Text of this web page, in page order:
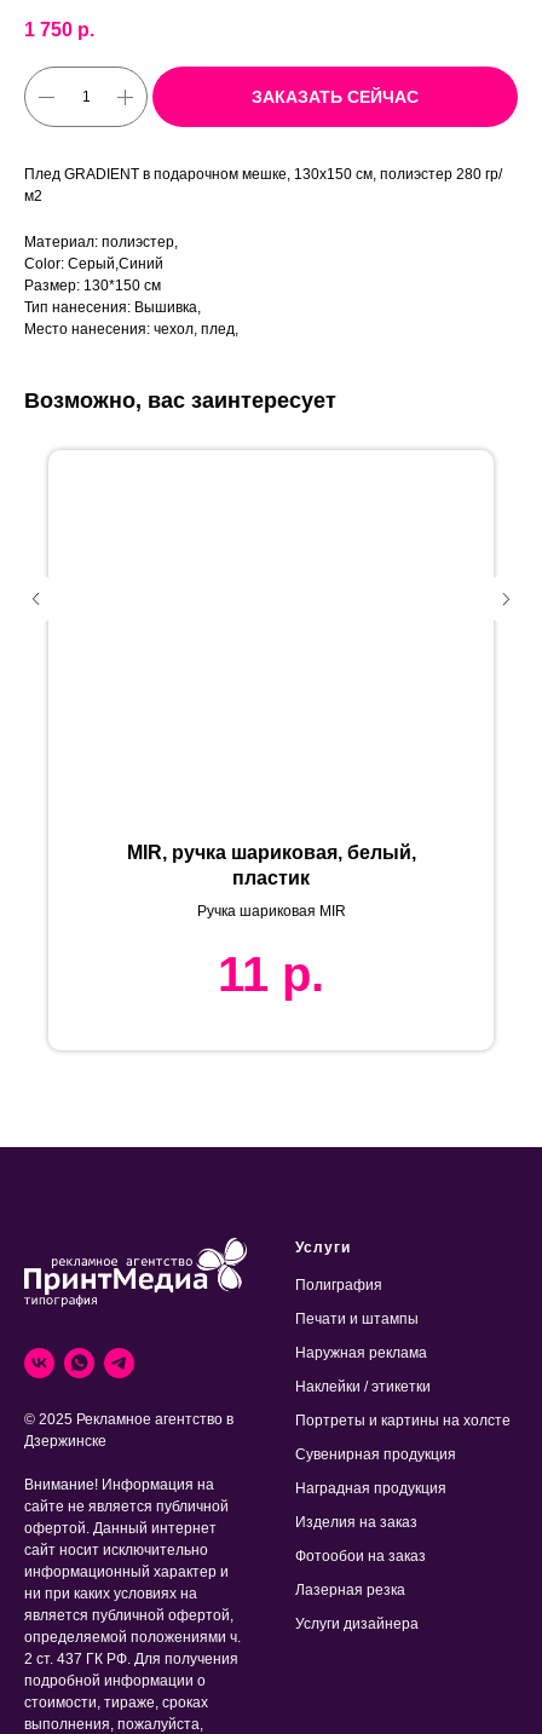
1 750 р.
ЗАКАЗАТЬ СЕЙЧАС
Плед GRADIENT в подарочном мешке, 130х150 см, полиэстер 280 гр/
м2
Материал: полиэстер,
Color: Серый,Синий
Размер: 130*150 см
Тип нанесения: Вышивка,
Место нанесения: чехол, плед,
Возможно, вас заинтересует
MIR, ручка шариковая, белый,
пластик
Ручка шариковая MIR
11 р.
© 2025 Рекламное агентство в
Дзержинске
Внимание! Информация на
сайте не является публичной
офертой. Данный интернет
сайт носит исключительно
информационный характер и
ни при каких условиях на
является публичной офертой,
определяемой положениями ч.
2 ст. 437 ГК РФ. Для получения
подробной информации о
стоимости, тираже, сроках
выполнения, пожалуйста,
Услуги
Полиграфия
Печати и штампы
Наружная реклама
Наклейки / этикетки
Портреты и картины на холсте
Сувенирная продукция
Наградная продукция
Изделия на заказ
Фотообои на заказ
Лазерная резка
Услуги дизайнера